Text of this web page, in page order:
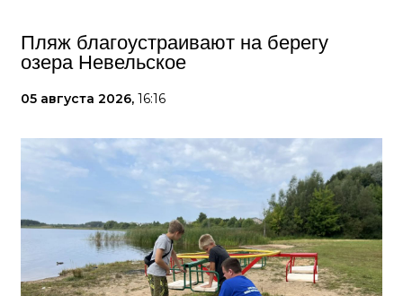
Пляж благоустраивают на берегу
озера Невельское
05 августа 2026, 16:16